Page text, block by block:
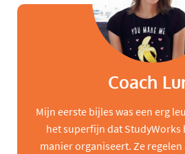
Coach
Mijn eerste bijles was een erg
het superfijn dat StudyWorks
manier organiseert. Ze